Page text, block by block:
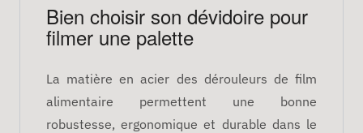
Bien choisir son dévidoire pour
filmer une palette
La matière en acier des dérouleurs de film
alimentaire permettent une bonne
robustesse, ergonomique et durable dans le